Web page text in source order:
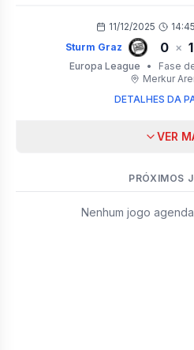
11/12/2025 14:45
Sturm Graz 0 × 1
Europa League
• Fase
Merkur
DETALHES DA
VER
PRÓXIMOS
Nenhum jogo